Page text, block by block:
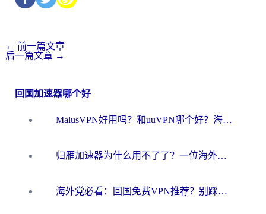
← 前一篇文章
后一篇文章 →
回国加速器哪个好
MalusVPN好用吗？和uuVPN哪个好？海外党无缝访问国内资源的真实对比与选择指南
归雁加速器为什么用不了了？一位海外游子的真实困惑与技术解答
海外党必看：回国免费VPN推荐？别踩坑！教你选对加速器无缝刷国内资源